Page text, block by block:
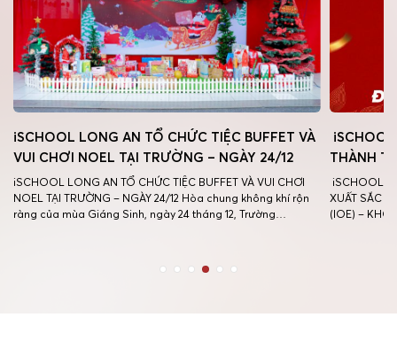
iSCHOOL LONG AN TỔ CHỨC TIỆC BUFFET VÀ
VUI CHƠI NOEL TẠI TRƯỜNG – NGÀY 24/12
iSCHOOL LONG AN TỔ CHỨC TIỆC BUFFET VÀ VUI CHƠI
NOEL TẠI TRƯỜNG – NGÀY 24/12 Hòa chung không khí rộn
ràng của mùa Giáng Sinh, ngày 24 tháng 12, Trường
THÀNH
iSCHOOL
XUẤT SẮC
(IOE) –